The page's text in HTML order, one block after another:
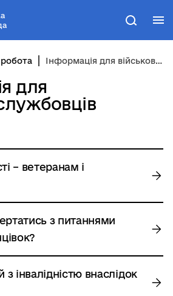
Пошук
робота Інформація для військовослужбовців
для
– ветеранам і
з питаннями
інвалідністю внаслідок